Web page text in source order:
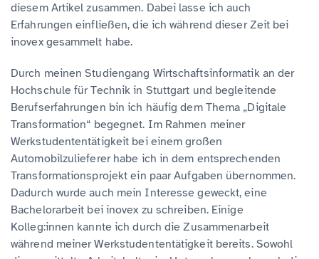
diesem Artikel zusammen. Dabei lasse ich auch
Erfahrungen einfließen, die ich während dieser Zeit bei
inovex gesammelt habe.
Durch meinen Studiengang Wirtschaftsinformatik an der
Hochschule für Technik in Stuttgart und begleitende
Berufserfahrungen bin ich häufig dem Thema „Digitale
Transformation“ begegnet. Im Rahmen meiner
Werkstudententätigkeit bei einem großen
Automobilzulieferer habe ich in dem entsprechenden
Transformationsprojekt ein paar Aufgaben übernommen.
Dadurch wurde auch mein Interesse geweckt, eine
Bachelorarbeit bei inovex zu schreiben. Einige
Kolleg:innen kannte ich durch die Zusammenarbeit
während meiner Werkstudententätigkeit bereits. Sowohl